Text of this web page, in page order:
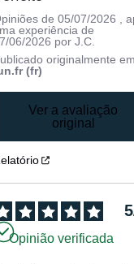
de05/07/2026
,
experiência de
06/2026 porJ.C.
originalmente
(fr)
Ver a avaliação
original
5
Opinião verificada